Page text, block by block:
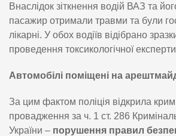
Внаслідок зіткнення водій ВАЗ та
пасажир отримали травми та були
лікарні. У обох водіїв відібрано
проведення токсикологічної
Автомобілі поміщені на
За цим фактом поліція відкрила
провадження за ч. 1 ст. 286
України – порушення правил